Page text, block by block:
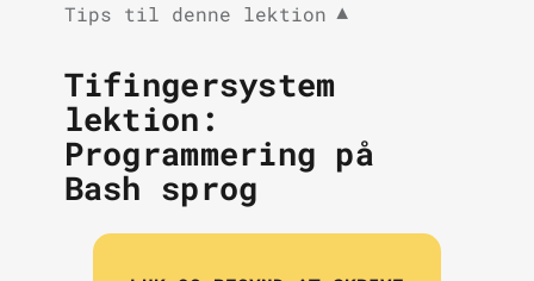
Tips til denne lektion ▼
Tifingersystem
lektion:
Programmering på
Bash sprog